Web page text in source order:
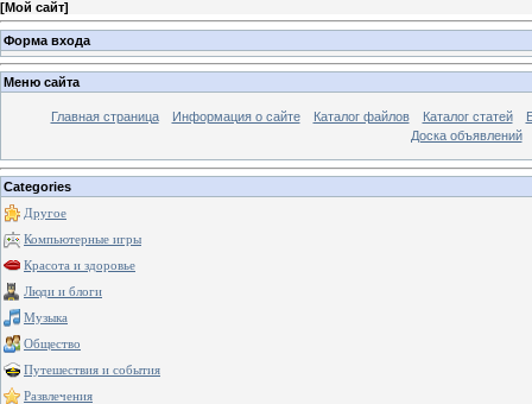
[Мой сайт]
Форма входа
Меню сайта
Главная страница Информация о сайте Каталог файлов Каталог статей
Доска объявлений
Categories
Другое
Компьютерные игры
Красота и здоровье
Люди и блоги
Музыка
Общество
Путешествия и события
Развлечения